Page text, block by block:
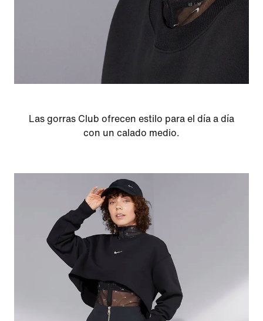
Las gorras Club ofrecen estilo para el día a día
con un calado medio.